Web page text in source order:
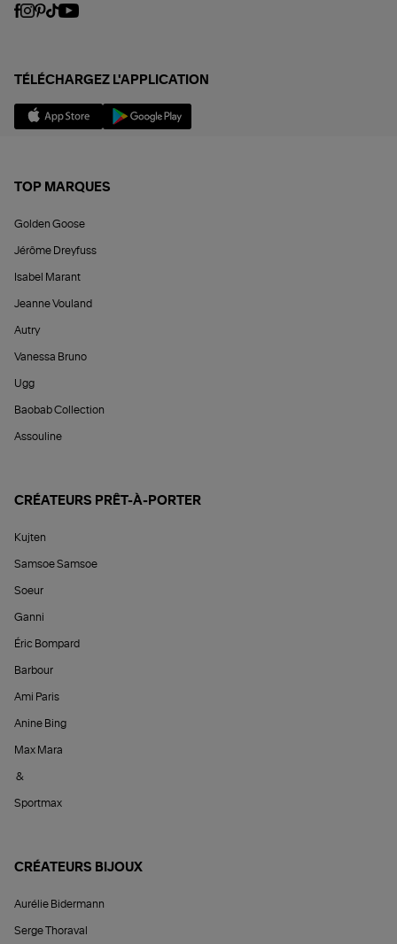
TÉLÉCHARGEZ L'APPLICATION
TOP MARQUES
Golden Goose
Jérôme Dreyfuss
Isabel Marant
Jeanne Vouland
Autry
Vanessa Bruno
Ugg
Baobab Collection
Assouline
CRÉATEURS PRÊT-À-PORTER
Kujten
Samsoe Samsoe
Soeur
Ganni
Éric Bompard
Barbour
Ami Paris
Anine Bing
Max Mara
&
Sportmax
CRÉATEURS BIJOUX
Aurélie Bidermann
Serge Thoraval